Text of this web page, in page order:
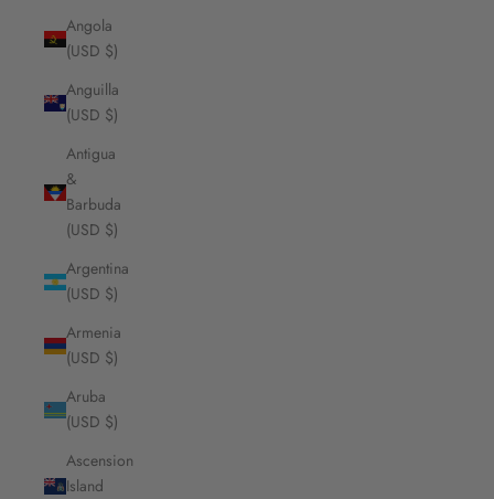
Angola
(USD $)
Anguilla
(USD $)
Antigua
&
Barbuda
(USD $)
Argentina
(USD $)
Armenia
(USD $)
Aruba
(USD $)
Ascension
Island